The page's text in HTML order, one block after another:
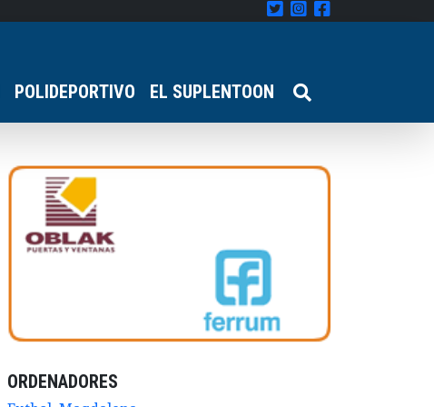
POLIDEPORTIVO EL SUPLENTOON
ORDENADORES